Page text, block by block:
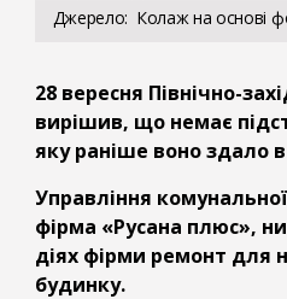
Джерело Колаж на основі
28 вересня Північно-
вирішив, що немає
яку раніше воно здало
Управління
фірма «Русана плюс»,
діях фірми ремонт для
будинку.